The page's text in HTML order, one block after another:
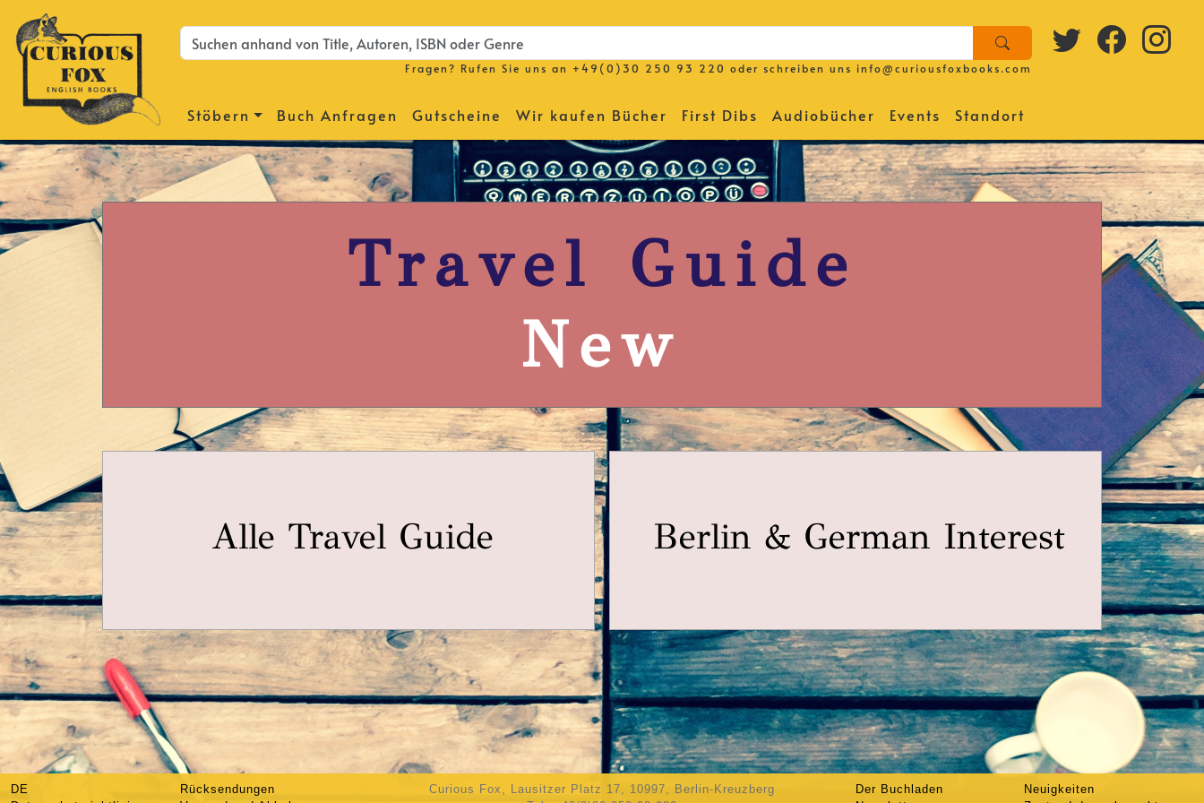
Fragen? Rufen Sie uns an +49(0)30 250 93 220 oder schreiben uns info@curiousfoxbooks.com
Stöbern Buch Anfragen Gutscheine Wir kaufen Bücher First Dibs Audiobücher Events Standort
Travel Guide
New
Alle Travel Guide Berlin & German Interest
DE
Rücksendungen
Curious Fox, Lausitzer Platz 17, 10997, Berlin-Kreuzberg
Der Buchladen
Neuigkeiten